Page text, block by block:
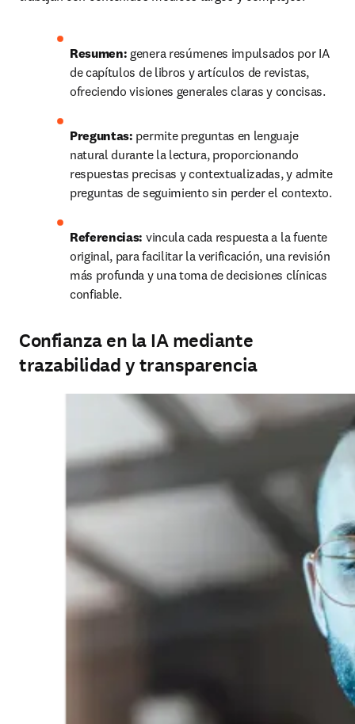
Resumen: genera resúmenes impulsados por IA
de capítulos de libros y artículos de revistas,
ofreciendo visiones generales claras y concisas.
Preguntas: permite preguntas en lenguaje
natural durante la lectura, proporcionando
respuestas precisas y contextualizadas, y admite
preguntas de seguimiento sin perder el contexto.
Referencias: vincula cada respuesta a la fuente
original, para facilitar la verificación, una revisión
más profunda y una toma de decisiones clínicas
confiable.
Confianza en la IA mediante
trazabilidad y transparencia